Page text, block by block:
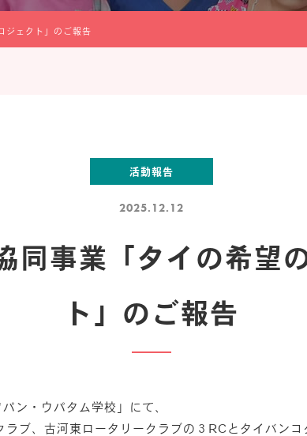
ジェクト」のご報告
活動報告
2025.12.12
同事業「タイの希望
ト」のご報告
ン・ウパタム学校」にて、
ブ、古河東ロータリークラブの３RCとタイバン